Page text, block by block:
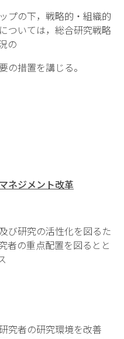
プの下，戦略的・組織的
ついては，総合研究戦略
の
の措置を講じる。
ネジメント改革
び研究の活性化を図るた
者の重点配置を図るとと
究者の研究環境を改善